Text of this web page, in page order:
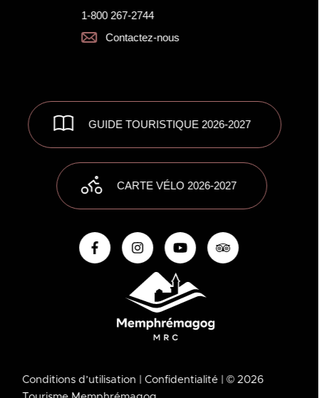
1-800 267-2744
Contactez-nous
GUIDE TOURISTIQUE 2026-2027
CARTE VÉLO 2026-2027
Conditions d’utilisation | Confidentialité | © 2026